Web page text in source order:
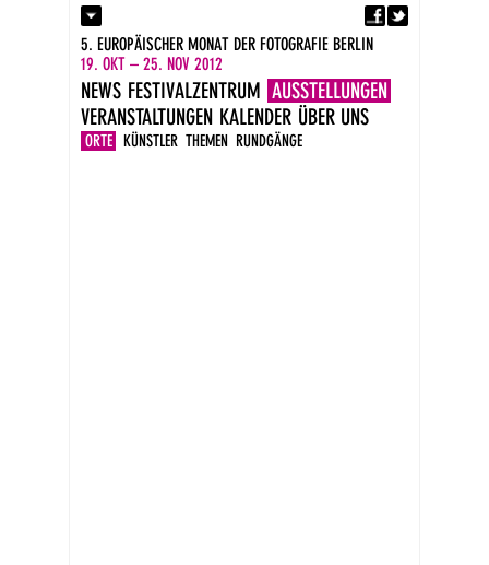
Kontakt
Presse
Impressum
DE
EN
5. EUROPÄISCHER MONAT DER FOTOGRAFIE BERLIN
19. OKT – 25. NOV 2012
NEWS FESTIVALZENTRUM AUSSTELLUNGEN
ORTE KÜNSTLER THEMEN RUNDGÄNGE
VERANSTALTUNGEN KALENDER ÜBER UNS